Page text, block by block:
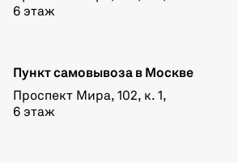
6 этаж
Пункт самовывоза в Москве
Проспект Мира, 102, к. 1,
6 этаж